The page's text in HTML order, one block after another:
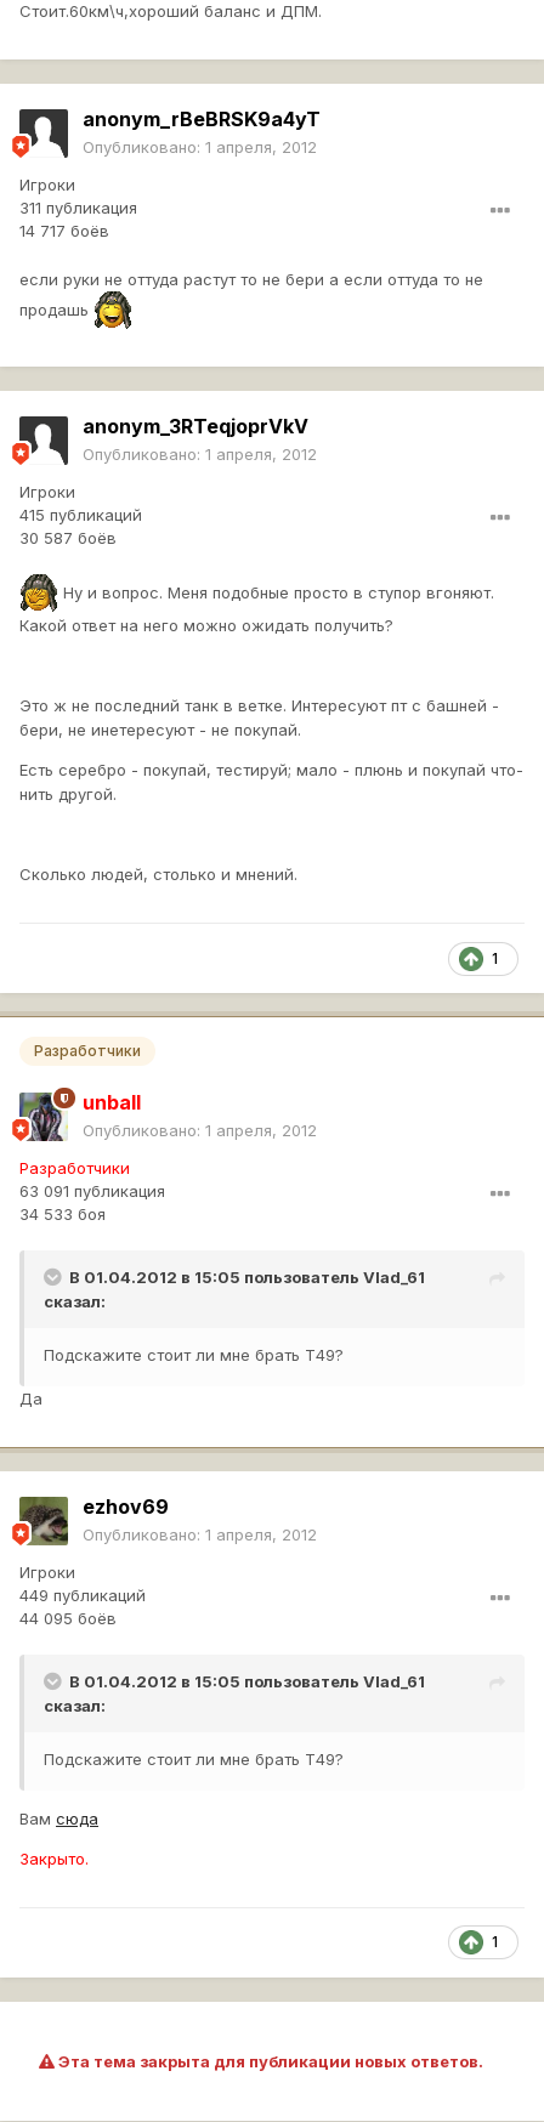
Стоит.60км\ч,хороший баланс и ДПМ.
anonym_rBeBRSK9a4yT
Опубликовано: 1 апреля, 2012
Игроки
311 публикация
14 717 боёв
если руки не оттуда растут то не бери а если оттуда то не
продашь
anonym_3RTeqjoprVkV
Опубликовано: 1 апреля, 2012
Игроки
415 публикаций
30 587 боёв
Ну и вопрос. Меня подобные просто в ступор вгоняют.
Какой ответ на него можно ожидать получить?
Это ж не последний танк в ветке. Интересуют пт с башней -
бери, не инетересуют - не покупай.
Есть серебро - покупай, тестируй; мало - плюнь и покупай что-
нить другой.
Сколько людей, столько и мнений.
1
Разработчики
unball
Опубликовано: 1 апреля, 2012
Разработчики
63 091 публикация
34 533 боя
В 01.04.2012 в 15:05 пользователь Vlad_61
сказал:
Подскажите стоит ли мне брать Т49?
Да
ezhov69
Опубликовано: 1 апреля, 2012
Игроки
449 публикаций
44 095 боёв
В 01.04.2012 в 15:05 пользователь Vlad_61
сказал:
Подскажите стоит ли мне брать Т49?
Вам сюда
Закрыто.
1
Эта тема закрыта для публикации новых ответов.